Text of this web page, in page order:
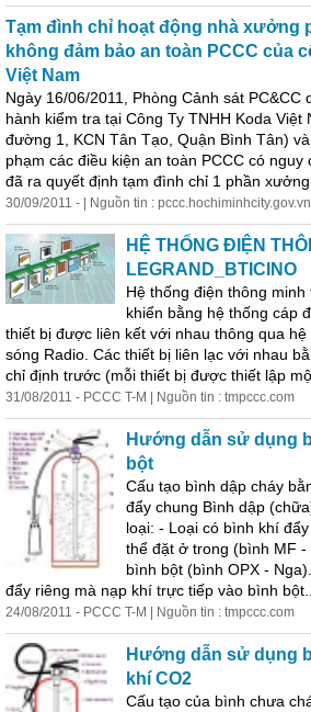
Tạm đình chỉ hoạt động nhà xưởng
không đảm bảo an toàn PCCC của
Việt Nam
Ngày 16/06/2011, Phòng Cảnh sát PC&CC
hành kiểm tra tại Công Ty TNHH Koda Việt
đường 1, KCN Tân Tạo, Quận Bình Tân)
phạm các điều kiện an toàn PCCC có nguy
đã ra quyết định tạm đình chỉ 1 phần xưởng
30/09/2011 - | Nguồn tin : pccc.hochiminhcity.gov.vn
HỆ THỐNG ĐIỆN
LEGRAND_BTICINO
Hệ thống điện thông
khiển bằng hệ thống cáp
thiết bị được liên kết với nhau thông qua
sóng Radio. Các thiết bị liên lạc với nhau
chỉ định trước (mỗi thiết bị được thiết lập
31/08/2011 - PCCC T-M | Nguồn tin : tmpccc.com
Hướng dẫn sử dụng
bột
Cấu tạo bình dập cháy
đẩy chung Bình dập
loại: - Loại có bình khí
thể đặt ở trong (bình MF
bình bột (bình OPX -
đẩy riêng mà nạp khí trực tiếp vào bình
24/08/2011 - PCCC T-M | Nguồn tin : tmpccc.com
Hướng dẫn sử dụng
khí CO2
Cấu tạo của bình chưa